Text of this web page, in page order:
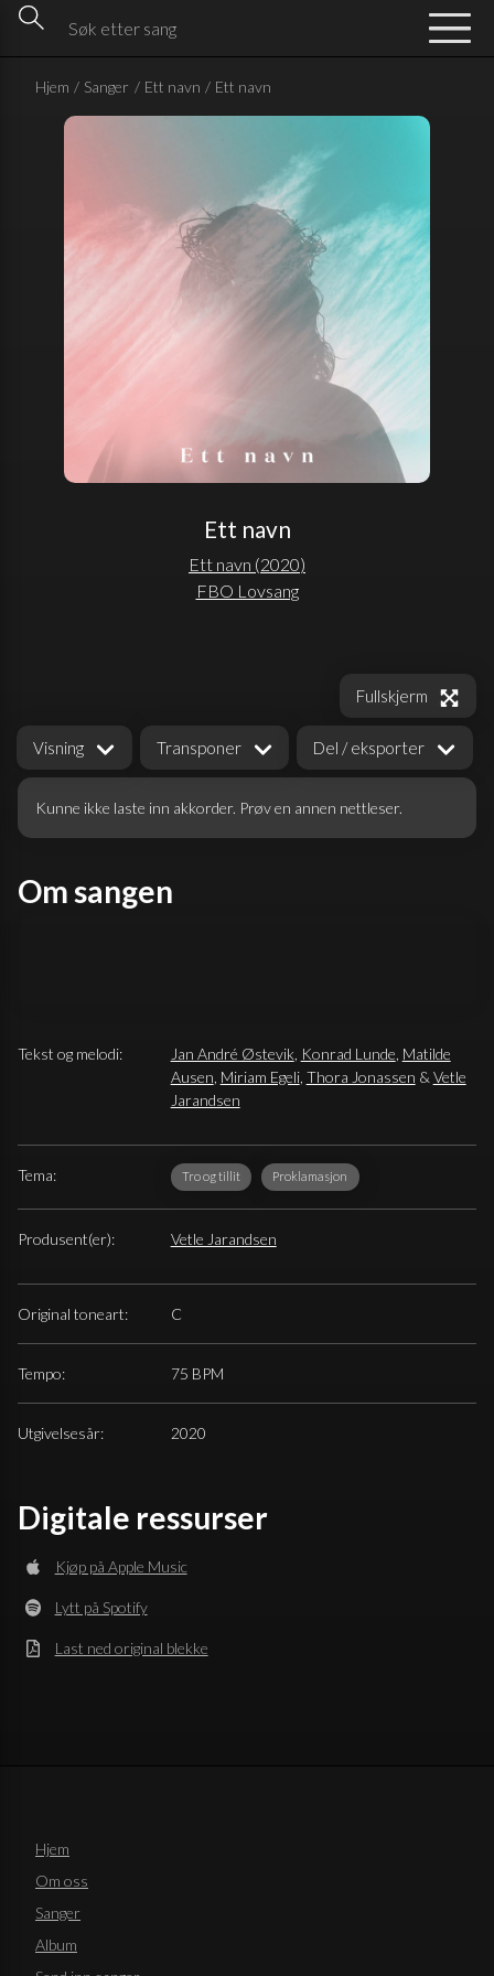
Hjem / Sanger / Ett navn / Ett navn
Ett navn
Ett navn (2020)
FBO Lovsang
Visning Transponer Del / eksporter
Fullskjerm
Kunne ikke laste inn akkorder. Prøv en annen nettleser.
Om sangen
Tekst og melodi: Jan André Østevik Konrad Lunde Matilde
Ausen Miriam Egeli, Thora Jonassen & Vetle
Jarandsen
Tema: Tro og tillit Proklamasjon
Produsent(er): Vetle Jarandsen
Original toneart: C
Tempo: 75 BPM
Utgivelsesår: 2020
Digitale ressurser
Kjøp på Apple Music
Lytt på Spotify
Last ned original blekke
Hjem
Om oss
Sanger
Album